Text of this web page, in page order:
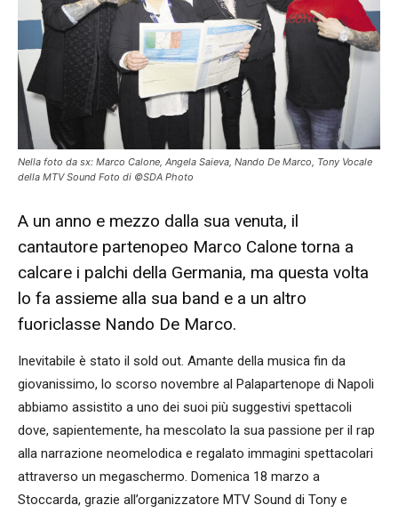
Nella foto da sx: Marco Calone, Angela Saieva, Nando De Marco, Tony Vocale
della MTV Sound Foto di ©SDA Photo
A un anno e mezzo dalla sua venuta, il
cantautore partenopeo Marco Calone torna a
calcare i palchi della Germania, ma questa volta
lo fa assieme alla sua band e a un altro
fuoriclasse Nando De Marco.
Inevitabile è stato il sold out. Amante della musica fin da
giovanissimo, lo scorso novembre al Palapartenope di Napoli
abbiamo assistito a uno dei suoi più suggestivi spettacoli
dove, sapientemente, ha mescolato la sua passione per il rap
alla narrazione neomelodica e regalato immagini spettacolari
attraverso un megaschermo. Domenica 18 marzo a
Stoccarda, grazie all’organizzatore MTV Sound di Tony e